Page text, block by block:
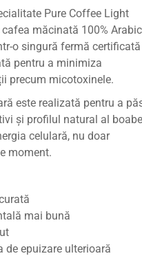
Pure Coffee Light
cafea măcinată 100%
o singură fermă
pentru a minimiza
precum micotoxinele.
este realizată pentru a
și profilul natural al
celulară, nu doar
moment.
mai bună
de epuizare ulterioară